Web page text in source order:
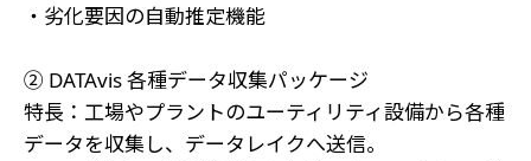
・劣化要因の自動推定機能
② DATAvis 各種データ収集パッケージ
特長：工場やプラントのユーティリティ設備から各種
データを収集し、データレイクへ送信。